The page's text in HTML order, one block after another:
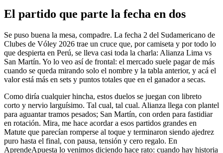
El partido que parte la fecha en dos
Se puso buena la mesa, compadre. La fecha 2 del Sudamericano de
Clubes de Vóley 2026 trae un cruce que, por camiseta y por todo lo
que despierta en Perú, se lleva casi toda la charla: Alianza Lima vs
San Martín. Yo lo veo así de frontal: el mercado suele pagar de más
cuando se queda mirando solo el nombre y la tabla anterior, y acá el
valor está más en sets y puntos totales que en el ganador a secas.
Como diría cualquier hincha, estos duelos se juegan con libreto
corto y nervio larguísimo. Tal cual, tal cual. Alianza llega con plantel
para aguantar tramos pesados; San Martín, con orden para fastidiar
en rotación. Mira, me hace acordar a esos partidos grandes en
Matute que parecían romperse al toque y terminaron siendo ajedrez
puro hasta el final, con pausa, tensión y cero regalo. En
AprendeApuesta lo venimos diciendo hace rato: cuando hay historia